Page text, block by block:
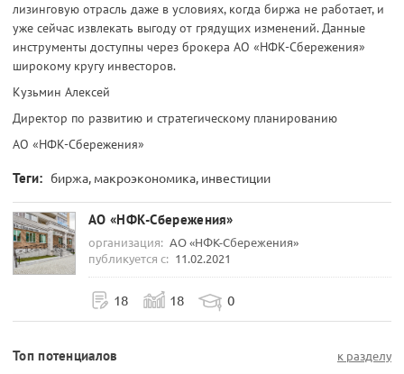
лизинговую отрасль даже в условиях, когда биржа не работает, и
уже сейчас извлекать выгоду от грядущих изменений. Данные
инструменты доступны через брокера АО «НФК-Сбережения»
широкому кругу инвесторов.
Кузьмин Алексей
Директор по развитию и стратегическому планированию
АО «НФК-Сбережения»
Теги: биржа, макроэкономика, инвестиции
АО «НФК-Сбережения»
организация: АО «НФК-Сбережения»
публикуется с: 11.02.2021
18 18 0
Топ потенциалов к разделу